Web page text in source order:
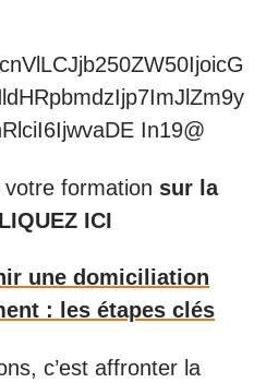
In19@
votre formation sur la
ICI
une domiciliation
: les étapes clés
c’est affronter la